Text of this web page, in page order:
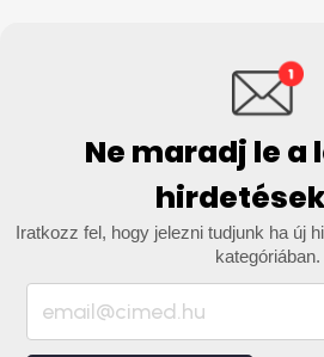
Ne maradj le a
Iratkozz fel, hogy jelezni tudjunk ha új
kategóriában.